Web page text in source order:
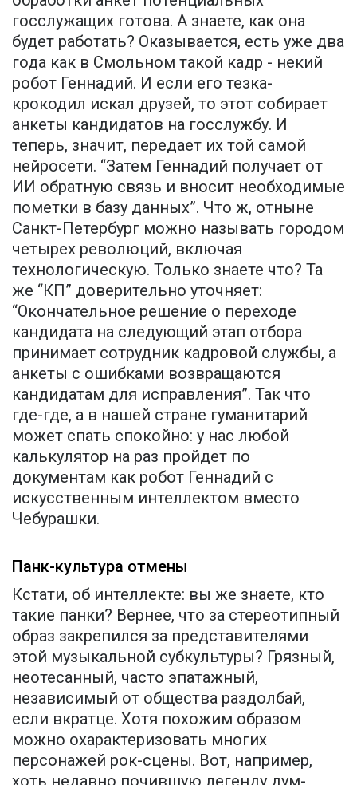
госслужащих готова. А знаете, как она
будет работать? Оказывается, есть уже два
года как в Смольном такой кадр - некий
робот Геннадий. И если его тезка-
крокодил искал друзей, то этот собирает
анкеты кандидатов на госслужбу. И
теперь, значит, передает их той самой
нейросети. “Затем Геннадий получает от
ИИ обратную связь и вносит необходимые
пометки в базу данных”. Что ж, отныне
Санкт-Петербург можно называть городом
четырех революций, включая
технологическую. Только знаете что? Та
же “КП” доверительно уточняет:
“Окончательное решение о переходе
кандидата на следующий этап отбора
принимает сотрудник кадровой службы, а
анкеты с ошибками возвращаются
кандидатам для исправления”. Так что
где-где, а в нашей стране гуманитарий
может спать спокойно: у нас любой
калькулятор на раз пройдет по
документам как робот Геннадий с
искусственным интеллектом вместо
Чебурашки.
Панк-культура отмены
Кстати, об интеллекте: вы же знаете, кто
такие панки? Вернее, что за стереотипный
образ закрепился за представителями
этой музыкальной субкультуры? Грязный,
неотесанный, часто эпатажный,
независимый от общества раздолбай,
если вкратце. Хотя похожим образом
можно охарактеризовать многих
персонажей рок-сцены. Вот, например,
хоть недавно почившую легенду дум-